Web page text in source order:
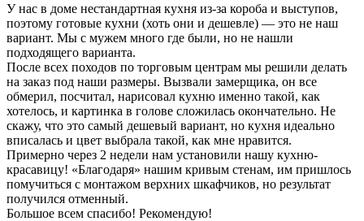
У нас в доме нестандартная кухня из-за короба и выступов,
поэтому готовые кухни (хоть они и дешевле) — это не наш
вариант. Мы с мужем много где были, но не нашли
подходящего варианта.
После всех походов по торговым центрам мы решили делать
на заказ под наши размеры. Вызвали замерщика, он все
обмерил, посчитал, нарисовал кухню именно такой, как
хотелось, и картинка в голове сложилась окончательно. Не
скажу, что это самый дешевый вариант, но кухня идеально
вписалась и цвет выбрала такой, как мне нравится.
Примерно через 2 недели нам установили нашу кухню-
красавицу! «Благодаря» нашим кривым стенам, им пришлось
помучиться с монтажом верхних шкафчиков, но результат
получился отменный.
Большое всем спасибо! Рекомендую!